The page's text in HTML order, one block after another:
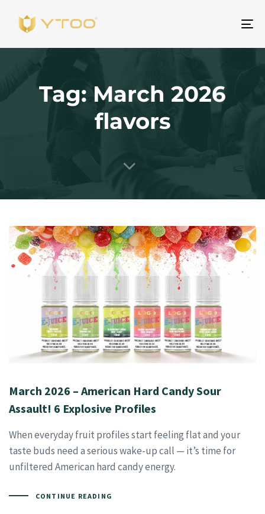
Tag: March 2026
flavors
March 2026 – American Hard Candy Sour
Assault! 6 Explosive Profiles
When everyday fruit profiles start feeling flat and your
taste buds need a serious wake-up call — it’s time for
unfiltered American hard candy energy.
CONTINUE READING